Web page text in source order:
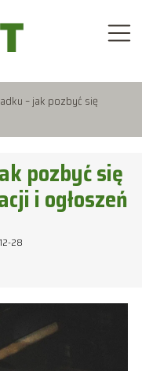
– jak pozbyć się
pozbyć się
i ogłoszeń
28